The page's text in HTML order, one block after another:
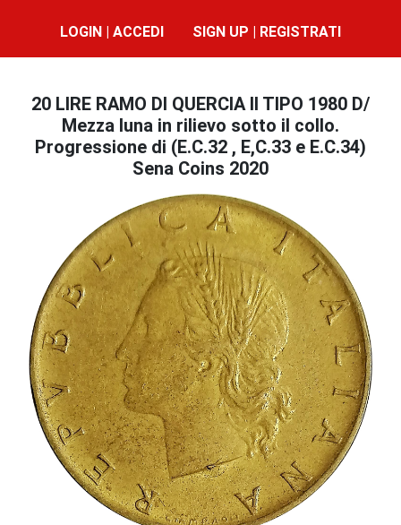
LOGIN | ACCEDI SIGN UP | REGISTRATI
20 LIRE RAMO DI QUERCIA II TIPO 1980 D/
Mezza luna in rilievo sotto il collo.
Progressione di (E.C.32 , E,C.33 e E.C.34)
Sena Coins 2020